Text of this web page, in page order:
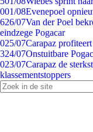
001/08Evenepoel
626/07Van der Poel
eindzege Pogacar
025/07Carapaz
324/07Onstuitbare
023/07Carapaz de
klassementstoppers